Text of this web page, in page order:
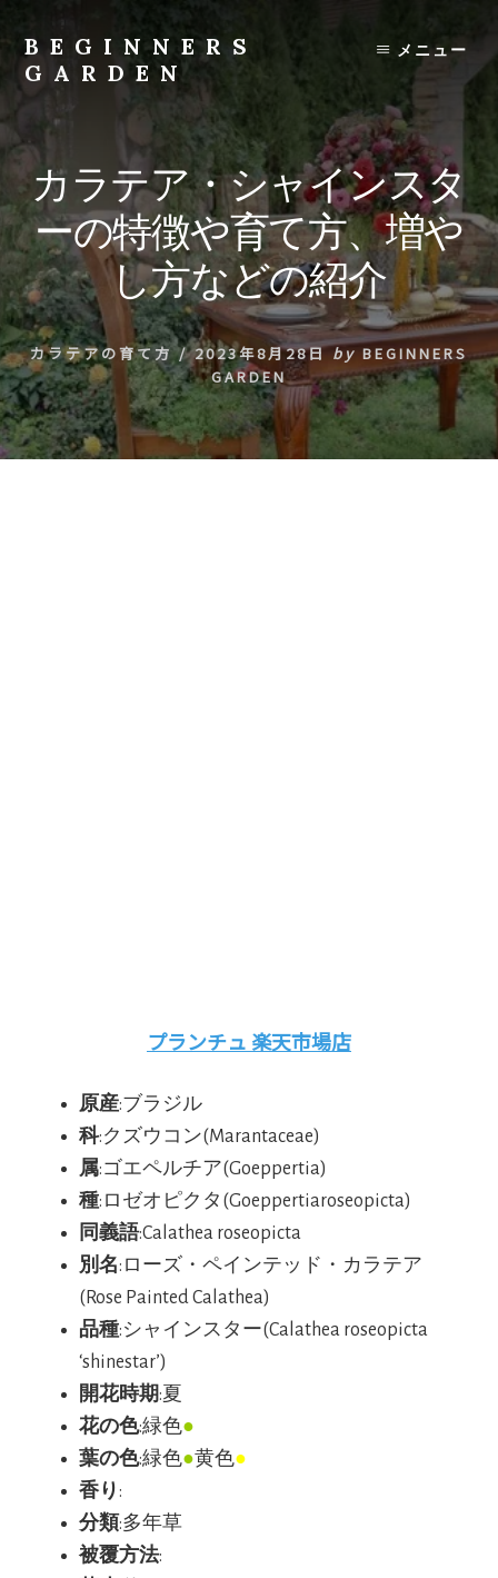
content
BEGINNERS
GARDEN
の
種
類
や
育
て
方
の
紹
介
を
行
メニュー
カラテア・シャインスタ
ーの特徴や育て方、増や
し方などの紹介
カラテアの育て方/ 2023年8月28日 by BEGINNERS
GARDEN
プランチュ 楽天市場店
原産:ブラジル
科:クズウコン(Marantaceae)
属:ゴエペルチア(Goeppertia)
種:ロゼオピクタ(Goeppertiaroseopicta)
同義語:Calathea roseopicta
別名:ローズ・ペインテッド・カラテア
(Rose Painted Calathea)
品種:シャインスター(Calathea roseopicta
‘shinestar’)
開花時期:夏
花の色:緑色●
葉の色:緑色●黄色●
香り:
分類:多年草
被覆方法: